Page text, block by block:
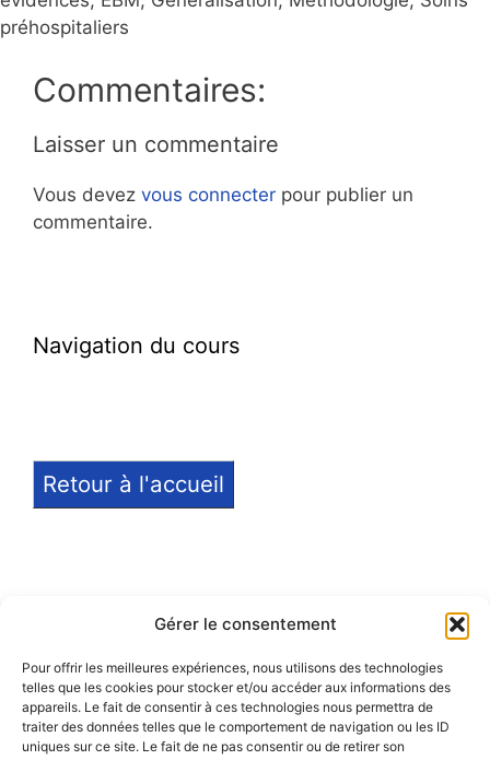
Gérer le consentement
Pour offrir les meilleures expériences, nous utilisons des technologies
telles que les cookies pour stocker et/ou accéder aux informations des
appareils. Le fait de consentir à ces technologies nous permettra de
traiter des données telles que le comportement de navigation ou les ID
uniques sur ce site. Le fait de ne pas consentir ou de retirer son
préhospitaliers
Commentaires:
Laisser un commentaire
Vous devez vous connecter pour publier un
commentaire.
Navigation du cours
Retour à l'accueil
Notice légale
Politique de confidentialité